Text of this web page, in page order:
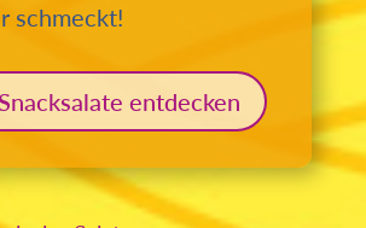
schmeckt!
entdecken